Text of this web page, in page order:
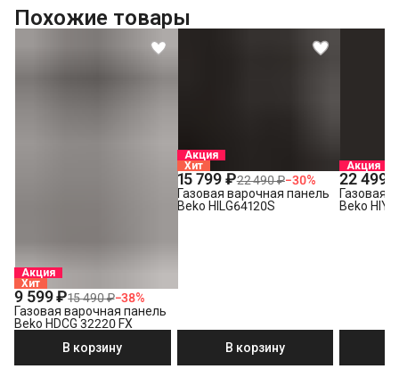
Похожие товары
Акция
Хит
9 599 ₽15 490 ₽−38%
Газовая варочная панель
Beko HDCG 32220 FX
В корзину
Акция
Хит
15 799 ₽22 490 ₽−30%
Газовая варочная панель
Beko HILG64120S
В корзину
Акция
22 499
Газовая
Beko